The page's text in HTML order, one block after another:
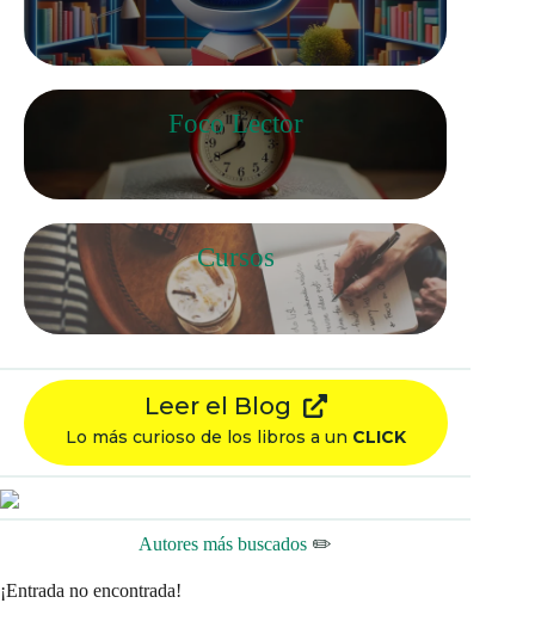
Foco Lector
Cursos
Leer el Blog
Lo más curioso de los libros a un CLICK
Autores más buscados ✏️
¡Entrada no encontrada!